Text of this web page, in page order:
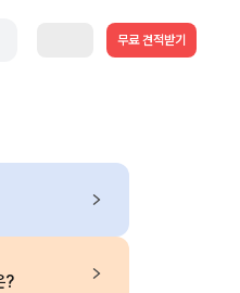
무료 견적받기
?